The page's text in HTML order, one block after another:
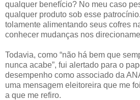
qualquer benefício? No meu caso
qualquer produto sob esse
tolamente alimentando seus cofres
conhecer mudanças nos
Todavia, como “não há bem que
nunca acabe”, fui alertado para o
desempenho como associado da
uma mensagem eleitoreira que me
a que me refiro.